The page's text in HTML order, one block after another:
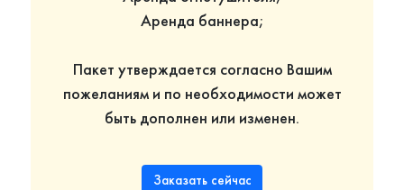
Аренда баннера;
Пакет утверждается согласно Вашим
пожеланиям и по необходимости может
быть дополнен или изменен.
Заказать сейчас